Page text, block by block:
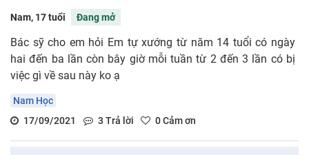
Nam, 17 tuổi Đang mở
Bác sỹ cho em hỏi Em tự xướng từ năm 14 tuổi có ngày
hai đến ba lần còn bây giờ mỗi tuần từ 2 đến 3 lần có bị
việc gì về sau này ko ạ
Nam Học
17/09/2021
3 Trả lời 0Cảm ơn